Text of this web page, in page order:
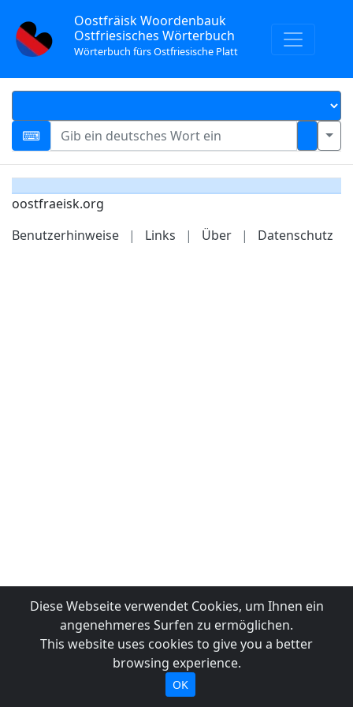
Oostfräisk Woordenbauk
Ostfriesisches Wörterbuch
Wörterbuch fürs Ostfriesische Platt
oostfraeisk.org
Benutzerhinweise
| Links | Über | Datenschutz
Diese Webseite verwendet Cookies, um Ihnen ein
angenehmeres Surfen zu ermöglichen.
This website uses cookies to give you a better
browsing experience.
OK